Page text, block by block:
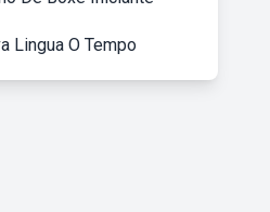
Lingua O Tempo